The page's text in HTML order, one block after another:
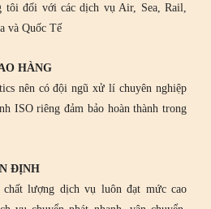
tôi đối với các dịch vụ Air, Sea, Rail,
và Quốc Tế
HÀNG
nên có đội ngũ xử lí chuyên nghiệp
ISO riêng đảm bảo hoàn thành trong
ĐỊNH
lượng dịch vụ luôn đạt mức cao